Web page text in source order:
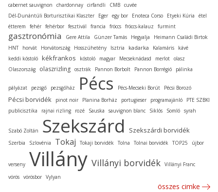
cabernet sauvignon chardonnay cirfandli CMB cuvée
Dél-Dunántúli Borturisztikai Klaszter
Eger egy bor Enoteca Corso Etyeki Kúria
étel
étterem
fehér fehérbor fesztivál francia fröccs fröccs-kalauz furmint
gasztronómia Gere Attila Günzer Tamás Hegyalja
Heimann Családi Birtok
HNT
horvát Horvátország Hosszúhetény Isztria kadarka Kalamáris
kávé
keddi kóstoló kékfrankos kóstoló magyar Mecseknádasd merlot olasz
Olaszország
olaszrizling osztrák Pannon Borbolt Pannon Borrégió pálinka
pályázat pezsgő pezsgőház Pécs Pécs-Mecseki Borút Pécsi Borozó
Pécsi borvidék pinot noir Planina Borház portugieser programajánló
PTE SZBKI
publicisztika
rajnai rizling rozé Sauska sauvignon blanc Siklós Somló syrah
Szabó Zoltán Szekszárd Szekszárdi borvidék
Szerbia Szlovénia Tokaj Tokaji borvidék Tolna Tolnai borvidék TOP25 újbor
verseny Villány Villányi borvidék Villányi Franc
vörös vörösbor Vylyan
összes cimke